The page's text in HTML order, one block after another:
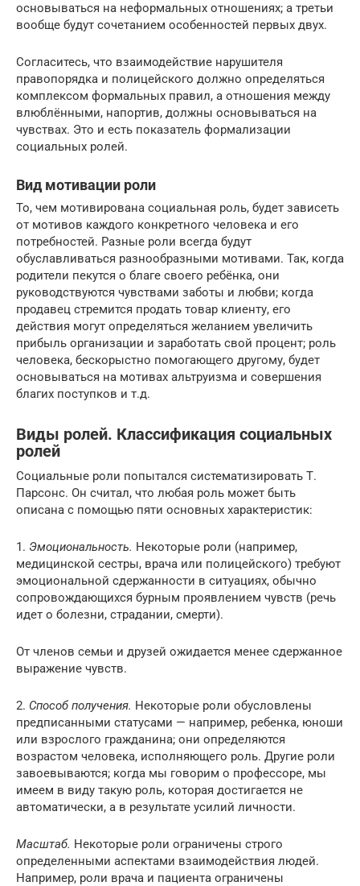
основываться на неформальных отношениях; а третьи
вообще будут сочетанием особенностей первых двух.
Согласитесь, что взаимодействие нарушителя
правопорядка и полицейского должно определяться
комплексом формальных правил, а отношения между
влюблёнными, напортив, должны основываться на
чувствах. Это и есть показатель формализации
социальных ролей.
Вид мотивации роли
То, чем мотивирована социальная роль, будет зависеть
от мотивов каждого конкретного человека и его
потребностей. Разные роли всегда будут
обуславливаться разнообразными мотивами. Так, когда
родители пекутся о благе своего ребёнка, они
руководствуются чувствами заботы и любви; когда
продавец стремится продать товар клиенту, его
действия могут определяться желанием увеличить
прибыль организации и заработать свой процент; роль
человека, бескорыстно помогающего другому, будет
основываться на мотивах альтруизма и совершения
благих поступков и т.д.
Виды ролей. Классификация социальных
ролей
Социальные роли попытался систематизировать Т.
Парсонс. Он считал, что любая роль может быть
описана с помощью пяти основных характеристик:
1. Эмоциональность. Некоторые роли (например,
медицинской сестры, врача или полицейского) требуют
эмоциональной сдержанности в ситуациях, обычно
сопровождающихся бурным проявлением чувств (речь
идет о болезни, страдании, смерти).
От членов семьи и друзей ожидается менее сдержанное
выражение чувств.
2. Способ получения. Некоторые роли обусловлены
предписанными статусами — например, ребенка, юноши
или взрослого гражданина; они определяются
возрастом человека, исполняющего роль. Другие роли
завоевываются; когда мы говорим о профессоре, мы
имеем в виду такую роль, которая достигается не
автоматически, а в результате усилий личности.
Масштаб. Некоторые роли ограничены строго
определенными аспектами взаимодействия людей.
Например, роли врача и пациента ограничены